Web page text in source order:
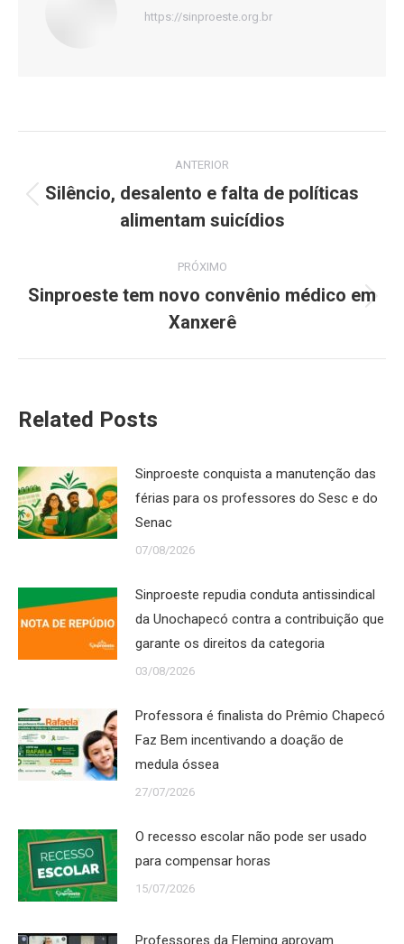
https://sinproeste.org.br
de
ANTERIOR
Post
anterior:
Silêncio, desalento e falta de políticas
alimentam suicídios
PRÓXIMO
Próximo
post:
Sinproeste tem novo convênio médico em
Xanxerê
Related Posts
Sinproeste conquista a manutenção das
férias para os professores do Sesc e do
Senac
07/08/2026
Sinproeste repudia conduta antissindical
da Unochapecó contra a contribuição que
garante os direitos da categoria
03/08/2026
Professora é finalista do Prêmio Chapecó
Faz Bem incentivando a doação de
medula óssea
27/07/2026
O recesso escolar não pode ser usado
para compensar horas
15/07/2026
Professores da Fleming aprovam